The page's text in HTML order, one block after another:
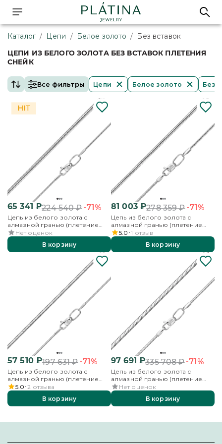
Каталог / Цепи / Белое золото / Без вставок
ЦЕПИ ИЗ БЕЛОГО ЗОЛОТА БЕЗ ВСТАВОК ПЛЕТЕНИЯ
СНЕЙК
Все фильтры Цепи Белое золото Без
65 341 ₽224 540₽-71%
Цепь из белого золота с
алмазной гранью (плетение
«Снейк»)
Нет оценок
В корзину
81 003₽278 359₽-71%
Цепь из белого золота с
алмазной гранью (плетение
«Снейк»)
5.0 1 отзыв
В корзину
57 510₽197 631₽-71%
Цепь из белого золота с
алмазной гранью (плетение
«Снейк»)
5.0 2 отзыва
В корзину
97 691 ₽335 708₽-71%
Цепь из белого золота с
алмазной гранью (плетение
«Снейк»)
Нет оценок
В корзину